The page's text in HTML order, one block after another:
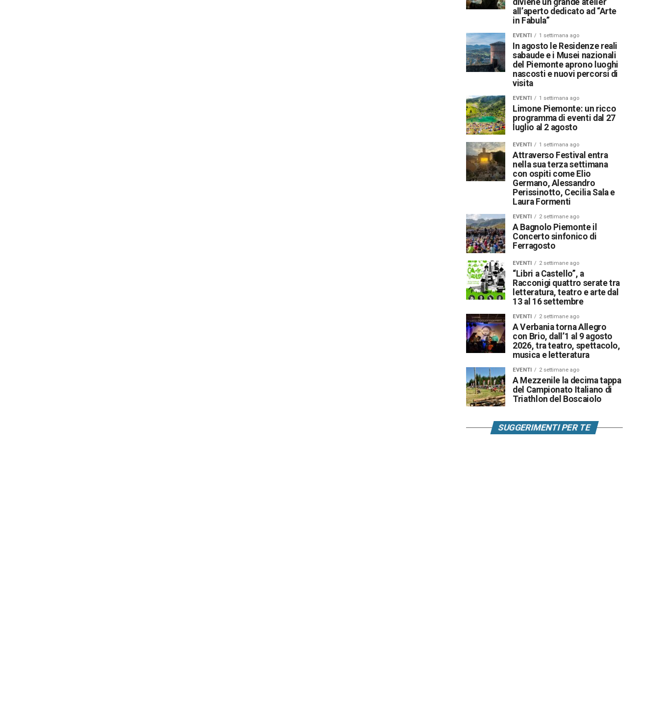
diviene un grande atelier
all’aperto dedicato ad “Arte
in Fabula”
EVENTI 1 settimana ago
In agosto le Residenze reali
sabaude e i Musei nazionali
del Piemonte aprono luoghi
nascosti e nuovi percorsi di
visita
EVENTI 1 settimana ago
Limone Piemonte: un ricco
programma di eventi dal 27
luglio al 2 agosto
EVENTI 1 settimana ago
Attraverso Festival entra
nella sua terza settimana
con ospiti come Elio
Germano, Alessandro
Perissinotto, Cecilia Sala e
Laura Formenti
EVENTI 2 settimane ago
A Bagnolo Piemonte il
Concerto sinfonico di
Ferragosto
EVENTI 2 settimane ago
“Libri a Castello”, a
Racconigi quattro serate tra
letteratura, teatro e arte dal
13 al 16 settembre
EVENTI 2 settimane ago
A Verbania torna Allegro
con Brio, dall’1 al 9 agosto
2026, tra teatro, spettacolo,
musica e letteratura
EVENTI 2 settimane ago
A Mezzenile la decima tappa
del Campionato Italiano di
Triathlon del Boscaiolo
SUGGERIMENTI PER TE